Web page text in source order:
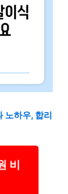
노하우, 합리
비